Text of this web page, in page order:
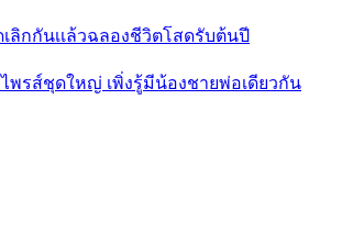
ลิกกันเเล้วฉลองชีวิตโสดรับต้นปี
ไพรส์ชุดใหญ่ เพิ่งรู้มีน้องชายพ่อเดียวกัน